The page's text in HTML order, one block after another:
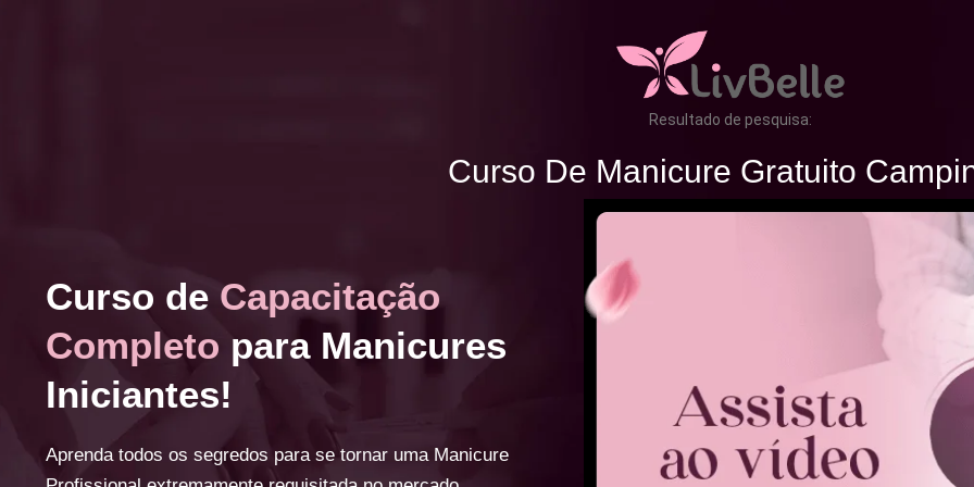
Resultado de pesquisa:
Curso De Manicure Gratuito
Curso de Capacitação
Completo para Manicures
Iniciantes!
Aprenda todos os segredos para se tornar uma Manicure